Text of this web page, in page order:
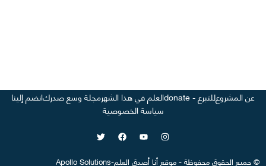
عن المشروعللتبرع - donate العلم في هذا الشهرمجلة وسع صدركانضم إلينا
سياسة الخصوصية
©جميع الحقوق محفوظة-موقعأنا أصدق العلم-
Apollo Solutions